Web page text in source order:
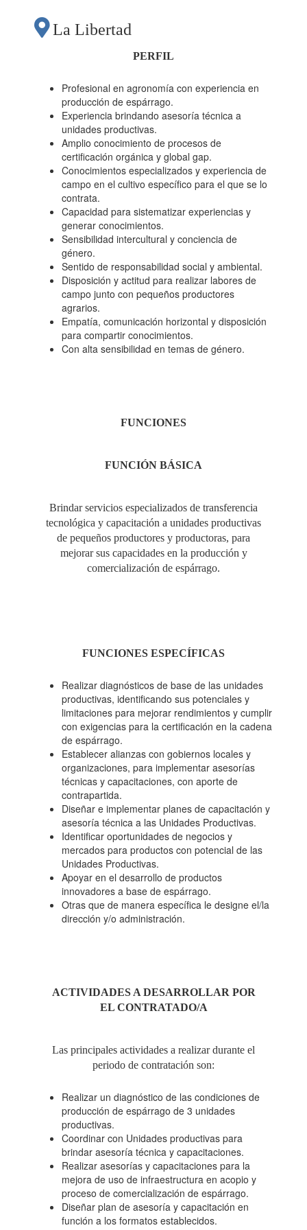
La Libertad
PERFIL
Profesional en agronomía con experiencia en
producción de espárrago.
Experiencia brindando asesoría técnica a
unidades productivas.
Amplio conocimiento de procesos de
certificación orgánica y global gap.
Conocimientos especializados y experiencia de
campo en el cultivo específico para el que se lo
contrata.
Capacidad para sistematizar experiencias y
generar conocimientos.
Sensibilidad intercultural y conciencia de
género.
Sentido de responsabilidad social y ambiental.
Disposición y actitud para realizar labores de
campo junto con pequeños productores
agrarios.
Empatía, comunicación horizontal y disposición
para compartir conocimientos.
Con alta sensibilidad en temas de género.
FUNCIONES
FUNCIÓN BÁSICA
Brindar servicios especializados de transferencia
tecnológica y capacitación a unidades productivas
de pequeños productores y productoras, para
mejorar sus capacidades en la producción y
comercialización de espárrago.
FUNCIONES ESPECÍFICAS
Realizar diagnósticos de base de las unidades
productivas, identificando sus potenciales y
limitaciones para mejorar rendimientos y cumplir
con exigencias para la certificación en la cadena
de espárrago.
Establecer alianzas con gobiernos locales y
organizaciones, para implementar asesorías
técnicas y capacitaciones, con aporte de
contrapartida.
Diseñar e implementar planes de capacitación y
asesoría técnica a las Unidades Productivas.
Identificar oportunidades de negocios y
mercados para productos con potencial de las
Unidades Productivas.
Apoyar en el desarrollo de productos
innovadores a base de espárrago.
Otras que de manera específica le designe el/la
dirección y/o administración.
ACTIVIDADES A DESARROLLAR POR
EL CONTRATADO/A
Las principales actividades a realizar durante el
periodo de contratación son:
Realizar un diagnóstico de las condiciones de
producción de espárrago de 3 unidades
productivas.
Coordinar con Unidades productivas para
brindar asesoría técnica y capacitaciones.
Realizar asesorías y capacitaciones para la
mejora de uso de infraestructura en acopio y
proceso de comercialización de espárrago.
Diseñar plan de asesoría y capacitación en
función a los formatos establecidos.